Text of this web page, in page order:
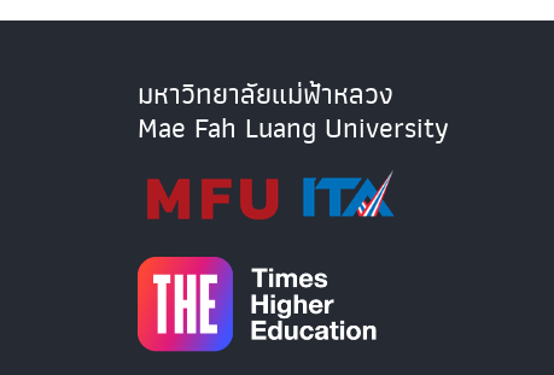
มหาวิทยาลัยแม่ฟ้าหลวง
Mae Fah Luang University